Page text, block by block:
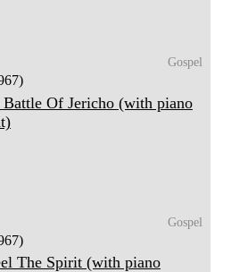
Gospel
Battle Of Jericho (with piano
Gospel
The Spirit (with piano